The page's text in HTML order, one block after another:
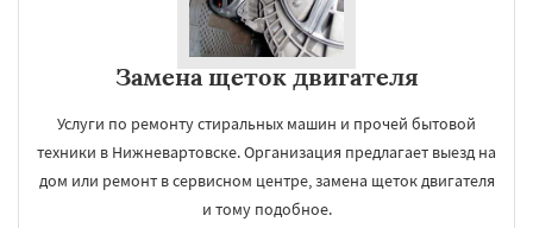
Замена щеток двигателя
Услуги по ремонту стиральных машин и прочей бытовой
техники в Нижневартовске. Организация предлагает выезд на
дом или ремонт в сервисном центре, замена щеток двигателя
и тому подобное.